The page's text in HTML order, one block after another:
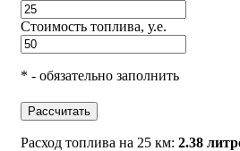
Стоимость топлива, у.е.
* - обязательно заполнить
Рассчитать
Расход топлива на 25 км: 2.38